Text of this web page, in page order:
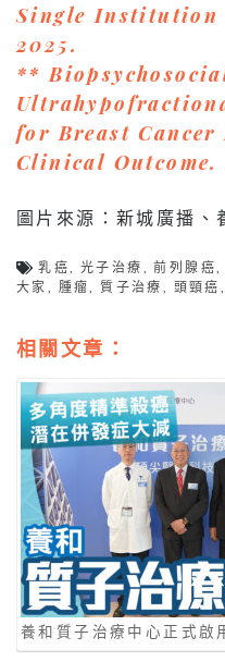
Single Institution
2025.
**
for Breast
Clinical Outcome.
圖片來源：新城廣播、
乳癌 ,光子治療 ,前列腺癌
大家
腫瘤 ,質子治療 頭頸癌
相關文章：
養和質子治療中心正式